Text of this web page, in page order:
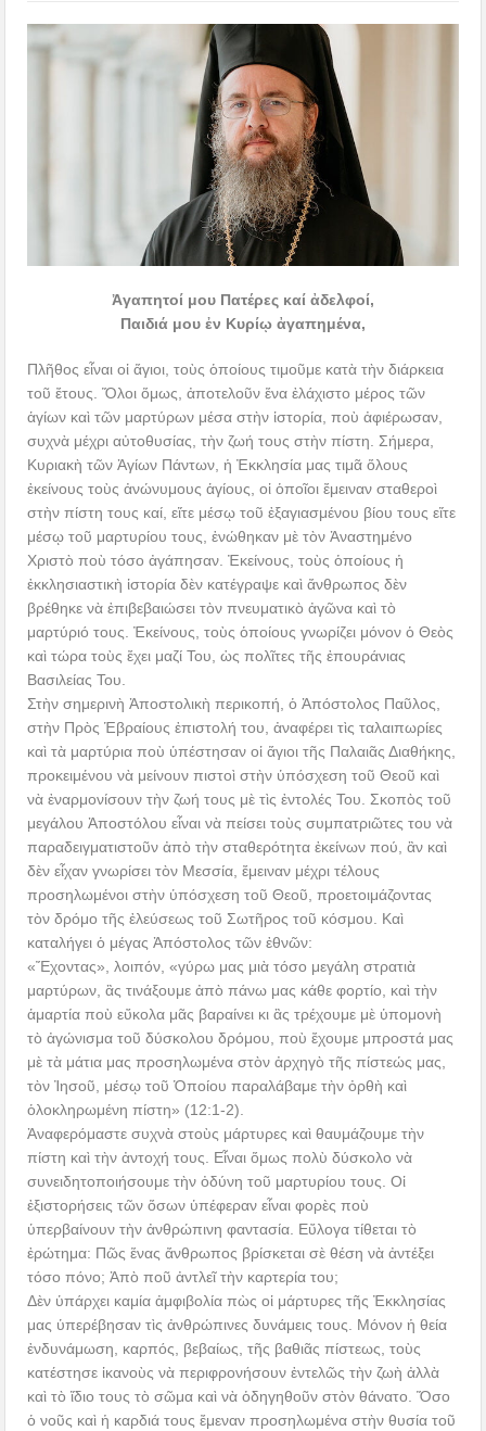
Ἀγαπητοί μου Πατέρες καί ἀδελφοί,
Παιδιά μου ἐν Κυρίῳ ἀγαπημένα,
Πλῆθος εἶναι οἱ ἅγιοι, τοὺς ὁποίους τιμοῦμε κατὰ τὴν διάρκεια
τοῦ ἔτους. Ὅλοι ὅμως, ἀποτελοῦν ἕνα ἐλάχιστο μέρος τῶν
ἁγίων καὶ τῶν μαρτύρων μέσα στὴν ἱστορία, ποὺ ἀφιέρωσαν,
συχνὰ μέχρι αὐτοθυσίας, τὴν ζωή τους στὴν πίστη. Σήμερα,
Κυριακὴ τῶν Ἁγίων Πάντων, ἡ Ἐκκλησία μας τιμᾶ ὅλους
ἐκείνους τοὺς ἀνώνυμους ἁγίους, οἱ ὁποῖοι ἔμειναν σταθεροὶ
στὴν πίστη τους καί, εἴτε μέσῳ τοῦ ἐξαγιασμένου βίου τους εἴτε
μέσῳ τοῦ μαρτυρίου τους, ἑνώθηκαν μὲ τὸν Ἀναστημένο
Χριστὸ ποὺ τόσο ἀγάπησαν. Ἐκείνους, τοὺς ὁποίους ἡ
ἐκκλησιαστικὴ ἱστορία δὲν κατέγραψε καὶ ἄνθρωπος δὲν
βρέθηκε νὰ ἐπιβεβαιώσει τὸν πνευματικὸ ἀγῶνα καὶ τὸ
μαρτύριό τους. Ἐκείνους, τοὺς ὁποίους γνωρίζει μόνον ὁ Θεὸς
καὶ τώρα τοὺς ἔχει μαζί Του, ὡς πολῖτες τῆς ἐπουράνιας
Βασιλείας Του.
Στὴν σημερινὴ Ἀποστολικὴ περικοπή, ὁ Ἀπόστολος Παῦλος,
στὴν Πρὸς Ἑβραίους ἐπιστολή του, ἀναφέρει τὶς ταλαιπωρίες
καὶ τὰ μαρτύρια ποὺ ὑπέστησαν οἱ ἅγιοι τῆς Παλαιᾶς Διαθήκης,
προκειμένου νὰ μείνουν πιστοὶ στὴν ὑπόσχεση τοῦ Θεοῦ καὶ
νὰ ἐναρμονίσουν τὴν ζωή τους μὲ τὶς ἐντολές Του. Σκοπὸς τοῦ
μεγάλου Ἀποστόλου εἶναι νὰ πείσει τοὺς συμπατριῶτες του νὰ
παραδειγματιστοῦν ἀπὸ τὴν σταθερότητα ἐκείνων πού, ἂν καὶ
δὲν εἶχαν γνωρίσει τὸν Μεσσία, ἔμειναν μέχρι τέλους
προσηλωμένοι στὴν ὑπόσχεση τοῦ Θεοῦ, προετοιμάζοντας
τὸν δρόμο τῆς ἐλεύσεως τοῦ Σωτῆρος τοῦ κόσμου. Καὶ
καταλήγει ὁ μέγας Ἀπόστολος τῶν ἐθνῶν:
«Ἔχοντας», λοιπόν, «γύρω μας μιὰ τόσο μεγάλη στρατιὰ
μαρτύρων, ἂς τινάξουμε ἀπὸ πάνω μας κάθε φορτίο, καὶ τὴν
ἁμαρτία ποὺ εὔκολα μᾶς βαραίνει κι ἂς τρέχουμε μὲ ὑπομονὴ
τὸ ἀγώνισμα τοῦ δύσκολου δρόμου, ποὺ ἔχουμε μπροστά μας
μὲ τὰ μάτια μας προσηλωμένα στὸν ἀρχηγὸ τῆς πίστεώς μας,
τὸν Ἰησοῦ, μέσῳ τοῦ Ὁποίου παραλάβαμε τὴν ὀρθὴ καὶ
ὁλοκληρωμένη πίστη» (12:1-2).
Ἀναφερόμαστε συχνὰ στοὺς μάρτυρες καὶ θαυμάζουμε τὴν
πίστη καὶ τὴν ἀντοχή τους. Εἶναι ὅμως πολὺ δύσκολο νὰ
συνειδητοποιήσουμε τὴν ὀδύνη τοῦ μαρτυρίου τους. Οἱ
ἐξιστορήσεις τῶν ὅσων ὑπέφεραν εἶναι φορὲς ποὺ
ὑπερβαίνουν τὴν ἀνθρώπινη φαντασία. Εὔλογα τίθεται τὸ
ἐρώτημα: Πῶς ἕνας ἄνθρωπος βρίσκεται σὲ θέση νὰ ἀντέξει
τόσο πόνο; Ἀπὸ ποῦ ἀντλεῖ τὴν καρτερία του;
Δὲν ὑπάρχει καμία ἀμφιβολία πὼς οἱ μάρτυρες τῆς Ἐκκλησίας
μας ὑπερέβησαν τὶς ἀνθρώπινες δυνάμεις τους. Μόνον ἡ θεία
ἐνδυνάμωση, καρπός, βεβαίως, τῆς βαθιᾶς πίστεως, τοὺς
κατέστησε ἱκανοὺς νὰ περιφρονήσουν ἐντελῶς τὴν ζωὴ ἀλλὰ
καὶ τὸ ἴδιο τους τὸ σῶμα καὶ νὰ ὁδηγηθοῦν στὸν θάνατο. Ὅσο
ὁ νοῦς καὶ ἡ καρδιά τους ἔμεναν προσηλωμένα στὴν θυσία τοῦ